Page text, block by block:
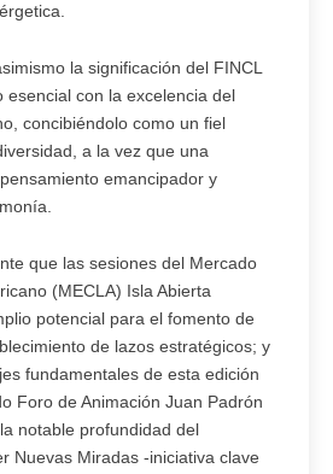
la significación del FINCL
esencial con la excelencia del
concibiéndolo como un fiel
a la vez que una
emancipador y
que las sesiones del Mercado
(MECLA) Isla Abierta
potencial para el fomento de
de lazos estratégicos; y
fundamentales de esta edición
Foro de Animación Juan Padrón
notable profundidad del
Nuevas Miradas -iniciativa clave